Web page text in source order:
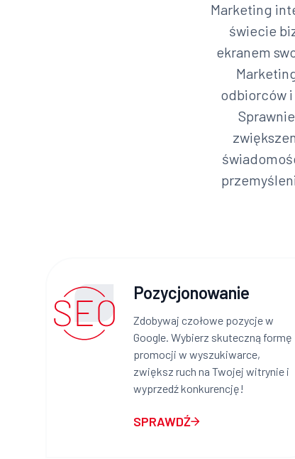
Marketing
świecie
ekranem
odbiorców
Pozycjonowanie
Zdobywaj czołowe pozycje w
Google. Wybierz skuteczną formę
promocji w wyszukiwarce,
zwiększ ruch na Twojej witrynie i
wyprzedź konkurencję!
SPRAWDŹ